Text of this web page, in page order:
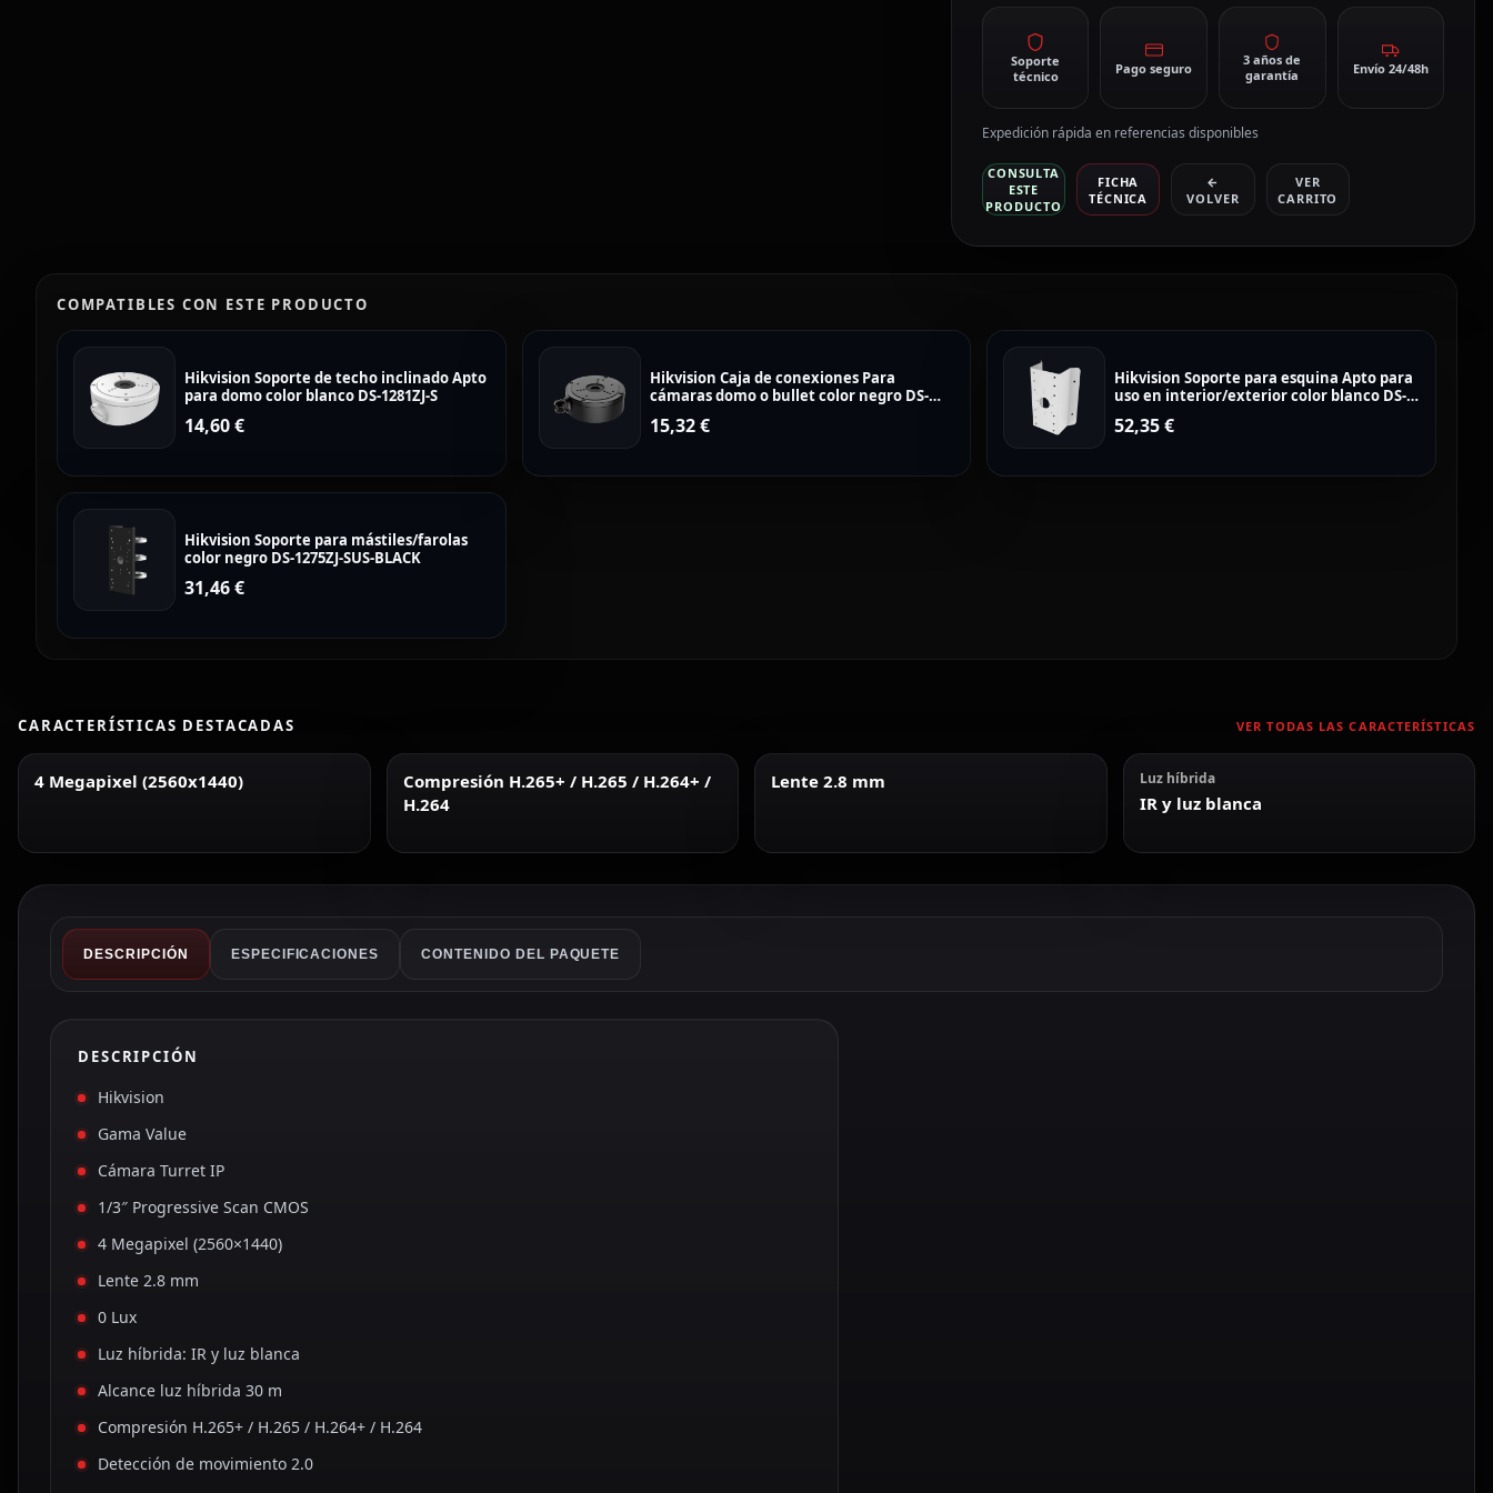
Soporte
técnico
Pago seguro
3 años de
garantía
Envío 24/48h
Expedición rápida en referencias disponibles
CONSULTA
ESTE
PRODUCTO
FICHA
TÉCNICA
←
VOLVER
VER
CARRITO
COMPATIBLES CON ESTE PRODUCTO
Hikvision Soporte de techo inclinado Apto
para domo color blanco DS-1281ZJ-S
14,60€
Hikvision Caja de conexiones Para
cámaras domo o bullet color negro DS-
15,32€
Hikvision Soporte para esquina Apto para
uso en interior/exterior color blanco DS-
52,35€
Hikvision Soporte para mástiles/farolas
color negro DS-1275ZJ-SUS-BLACK
31,46€
CARACTERÍSTICAS DESTACADAS VER TODAS LAS CARACTERÍSTICAS
4 Megapixel (2560x1440)
Compresión H.265+ / H.265 / H.264+ /
H.264
Lente 2.8 mm Luz híbrida
IR y luz blanca
DESCRIPCIÓN ESPECIFICACIONES CONTENIDO DEL PAQUETE
DESCRIPCIÓN
Hikvision
Gama Value
Cámara Turret IP
1/3″ Progressive Scan CMOS
4 Megapixel (2560×1440)
Lente 2.8 mm
0 Lux
Luz híbrida: IR y luz blanca
Alcance luz híbrida 30 m
Compresión H.265+ / H.265 / H.264+ / H.264
Detección de movimiento 2.0